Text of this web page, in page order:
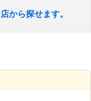
から探せます。